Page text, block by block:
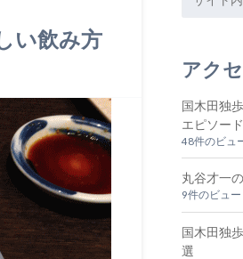
い飲み方
アク
国木田独
エピソー
48件のビュ
丸谷才一
9件のビュー
国木田独
選